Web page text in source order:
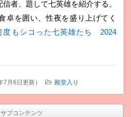
者、題して七英雄を紹介する。
卓を囲い、性夜を盛り上げてく
度もシコった七英雄たち 2024
7月6日更新） 殿堂入り
ブコンテンツ